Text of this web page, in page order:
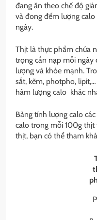
đang ăn theo chế độ
và đong đếm lượng
ngày.
Thịt là thực phẩm chứa
trọng cần nạp mỗi ngày
lượng và khỏe mạnh.
sắt, kẽm, photpho,
hàm lượng calo khác
Bảng tính lượng calo
calo trong mỗi 100g thịt
thịt, bạn có thể tham